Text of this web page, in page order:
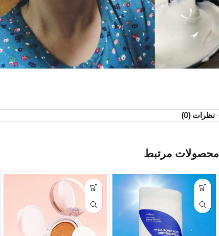
نظرات (0)
محصولات مرتبط